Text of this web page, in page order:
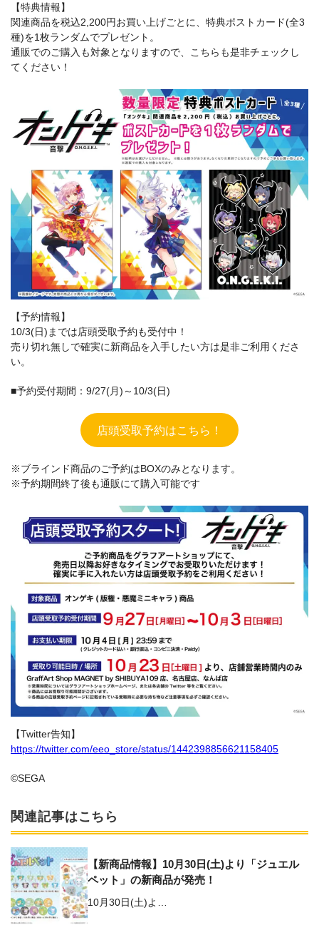
【特典情報】
関連商品を税込2,200円お買い上げごとに、特典ポストカード(全3
種)を1枚ランダムでプレゼント。
通販でのご購入も対象となりますので、こちらも是非チェックし
てください！
【予約情報】
10/3(日)までは店頭受取予約も受付中！
売り切れ無しで確実に新商品を入手したい方は是非ご利用くださ
い。
■予約受付期間：9/27(月)～10/3(日)
店頭受取予約はこちら！
※ブラインド商品のご予約はBOXのみとなります。
※予約期間終了後も通販にて購入可能です
【Twitter告知】
https://twitter.com/eeo_store/status/1442398856621158405
©SEGA
関連記事はこちら
【新商品情報】10月30日(土)より「ジュエル
ペット」の新商品が発売！
10月30日(土)よ…